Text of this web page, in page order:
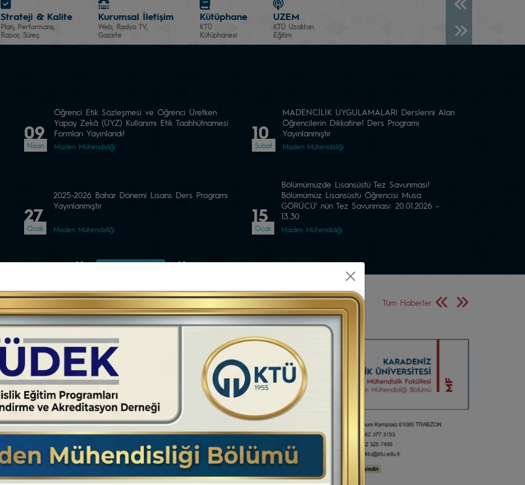
Strateji & Kalite
Plan, Performans,
Rapor, Süreç
Kurumsal İletişim
Web, Radyo TV,
Gazete
Kütüphane
KTÜ
Kütüphanesi
UZEM
KTÜ Uzaktan
Eğitim
09
Nisan
Öğrenci Etik Sözleşmesi ve Öğrenci Üretken
Yapay Zekâ (ÜYZ) Kullanımı Etik Taahhütnamesi
Formları Yayınlandı!
Maden Mühendisliği
10
Şubat
MADENCİLİK UYGULAMALARI Derslerini Alan
Öğrencilerin Dikkatine! Ders Programı
Yayınlanmıştır
Maden Mühendisliği
27
Ocak
2025-2026 Bahar Dönemi Lisans Ders Programı
Yayınlanmıştır
Maden Mühendisliği
15
Ocak
Bölümümüzde Lisansüstü Tez Savunması!
Bölümümüz Lisansüstü Öğrencisi Musa
GÖRÜCÜ' nün Tez Savunması: 20.01.2026 -
13.30
Maden Mühendisliği
Önceki Sayfa Sonraki Sayfa
Tüm Haberler
Önceki Sayfa
Sonraki Sayfa